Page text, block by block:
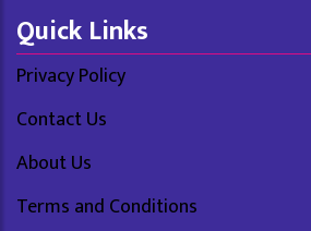
Quick Links
Privacy Policy
Contact Us
About Us
Terms and Conditions